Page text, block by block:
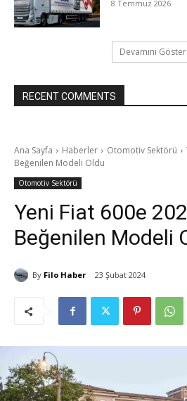
8 Temmuz 2026
Devamını Göster
RECENT COMMENTS